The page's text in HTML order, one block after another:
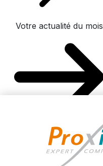
Votre actualité du mois